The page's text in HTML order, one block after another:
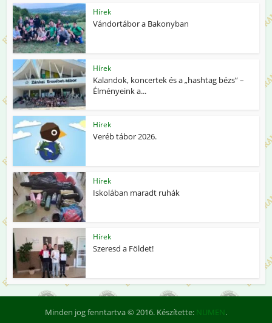
Hírek
Vándortábor a Bakonyban
Hírek
Kalandok, koncertek és a „hashtag bézs” –
Élményeink a...
Hírek
Veréb tábor 2026.
Hírek
Iskolában maradt ruhák
Hírek
Szeresd a Földet!
Minden jog fenntartva © 2016. Készítette: NUMEN.